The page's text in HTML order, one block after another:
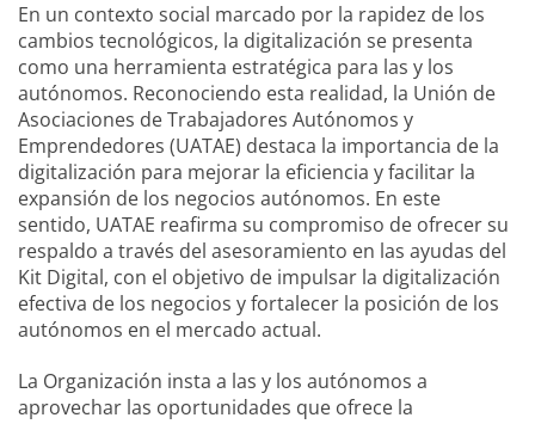
En un contexto social marcado por la rapidez de los
cambios tecnológicos, la digitalización se presenta
como una herramienta estratégica para las y los
autónomos. Reconociendo esta realidad, la Unión de
Asociaciones de Trabajadores Autónomos y
Emprendedores (UATAE) destaca la importancia de la
digitalización para mejorar la eficiencia y facilitar la
expansión de los negocios autónomos. En este
sentido, UATAE reafirma su compromiso de ofrecer su
respaldo a través del asesoramiento en las ayudas del
Kit Digital, con el objetivo de impulsar la digitalización
efectiva de los negocios y fortalecer la posición de los
autónomos en el mercado actual.
La Organización insta a las y los autónomos a
aprovechar las oportunidades que ofrece la